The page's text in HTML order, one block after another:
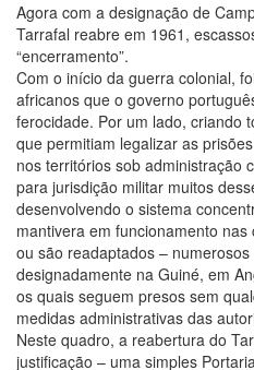
Agora com a designação de
Tarrafal reabre em 1961,
“encerramento”.
Com o início da guerra colonial,
africanos que o governo
ferocidade. Por um lado, criando
que permitiam legalizar as
nos territórios sob administração
para jurisdição militar muitos
desenvolvendo o sistema
mantivera em funcionamento
ou são readaptados –
designadamente na Guiné, em
os quais seguem presos sem
medidas administrativas das
Neste quadro, a reabertura do
justificação – uma simples